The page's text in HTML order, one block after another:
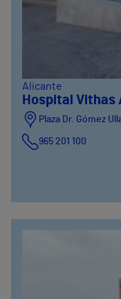
Alicante
Hospital Vithas
Plaza Dr. Gómez
965 201 100